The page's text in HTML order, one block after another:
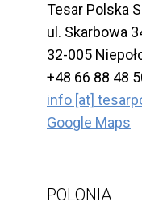
Tesar Polska
ul. Skarbowa
32-005
+48 66 88 48
info [at]
Google Maps
POLONIA